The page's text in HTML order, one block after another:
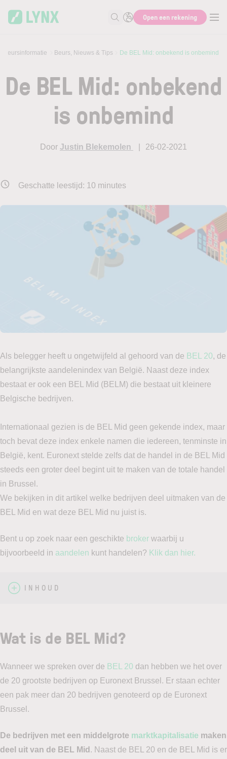
Zoek naar informatie
Open een rekening
Beursinformatie Beurs, Nieuws & Tips De BEL Mid: onbekend is onbemind
De BEL Mid: onbekend
is onbemind
Door Justin Blekemolen 26-02-2021
Geschatte leestijd: 10 minutes
Als belegger heeft u ongetwijfeld al gehoord van de BEL 20, de
belangrijkste aandelenindex van België. Naast deze index
bestaat er ook een BEL Mid (BELM) die bestaat uit kleinere
Belgische bedrijven.
Internationaal gezien is de BEL Mid geen gekende index, maar
toch bevat deze index enkele namen die iedereen, tenminste in
België, kent. Euronext stelde zelfs dat de handel in de BEL Mid
steeds een groter deel begint uit te maken van de totale handel
in Brussel.
We bekijken in dit artikel welke bedrijven deel uitmaken van de
BEL Mid en wat deze BEL Mid nu juist is.
Bent u op zoek naar een geschikte broker waarbij u
bijvoorbeeld in aandelen kunt handelen? Klik dan hier.
INHOUD
Wat is de BEL Mid?
Wanneer we spreken over de BEL 20 dan hebben we het over
de 20 grootste bedrijven op Euronext Brussel. Er staan echter
een pak meer dan 20 bedrijven genoteerd op de Euronext
Brussel.
De bedrijven met een middelgrote marktkapitalisatie maken
deel uit van de BEL Mid . Naast de BEL 20 en de BEL Mid is er